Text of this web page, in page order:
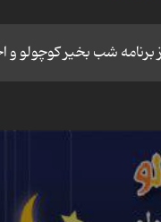
برنامه شب بخیر كوچولو و